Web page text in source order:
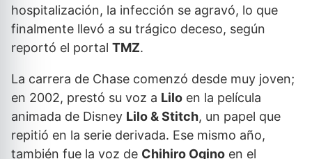
hospitalización, la infección se agravó, lo que
finalmente llevó a su trágico deceso, según
reportó el portal TMZ.
La carrera de Chase comenzó desde muy joven;
en 2002, prestó su voz a Lilo en la película
animada de Disney Lilo & Stitch, un papel que
repitió en la serie derivada. Ese mismo año,
también fue la voz de Chihiro Ogino en el